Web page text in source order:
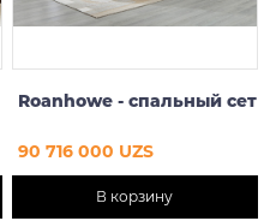
Roanhowe - спальный сет
90 716 000 UZS
В корзину